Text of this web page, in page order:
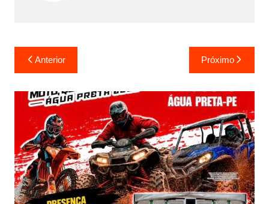
Anterior Próximo